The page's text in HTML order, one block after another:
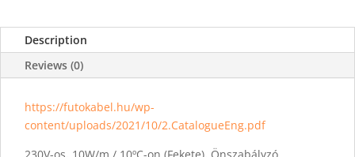
Description
Reviews (0)
https://futokabel.hu/wp-
content/uploads/2021/10/2.CatalogueEng.pdf